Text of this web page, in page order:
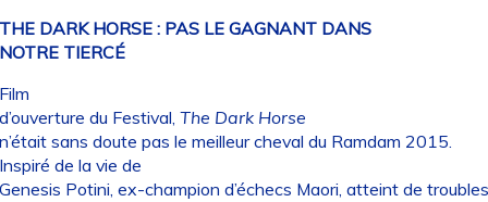
DARK HORSE : PAS LE GAGNANT DANS
TIERCÉ
du Festival, The Dark Horse
sans doute pas le meilleur cheval du Ramdam 2015.
de la vie de
Potini, ex-champion d’échecs Maori, atteint de troubles